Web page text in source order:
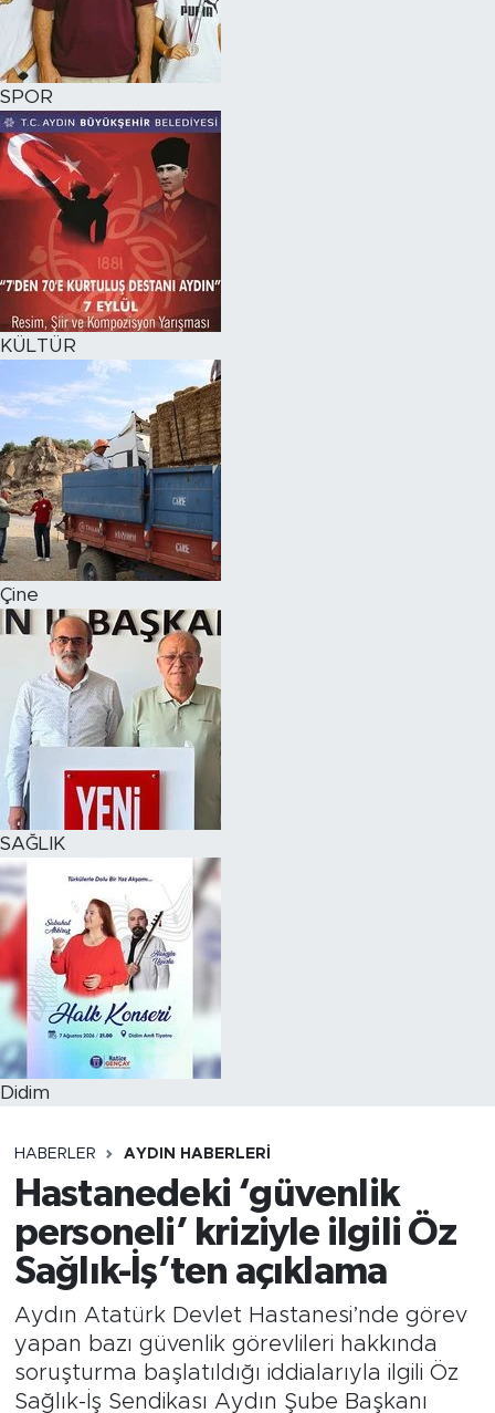
SPOR
KÜLTÜR
Çine
SAĞLIK
Didim
HABERLER AYDIN HABERLERI
Hastanedeki ‘güvenlik
personeli’ kriziyle ilgili Öz
Sağlık-İş’ten açıklama
Aydın Atatürk Devlet Hastanesi’nde görev
yapan bazı güvenlik görevlileri hakkında
soruşturma başlatıldığı iddialarıyla ilgili Öz
Sağlık-İş Sendikası Aydın Şube Başkanı